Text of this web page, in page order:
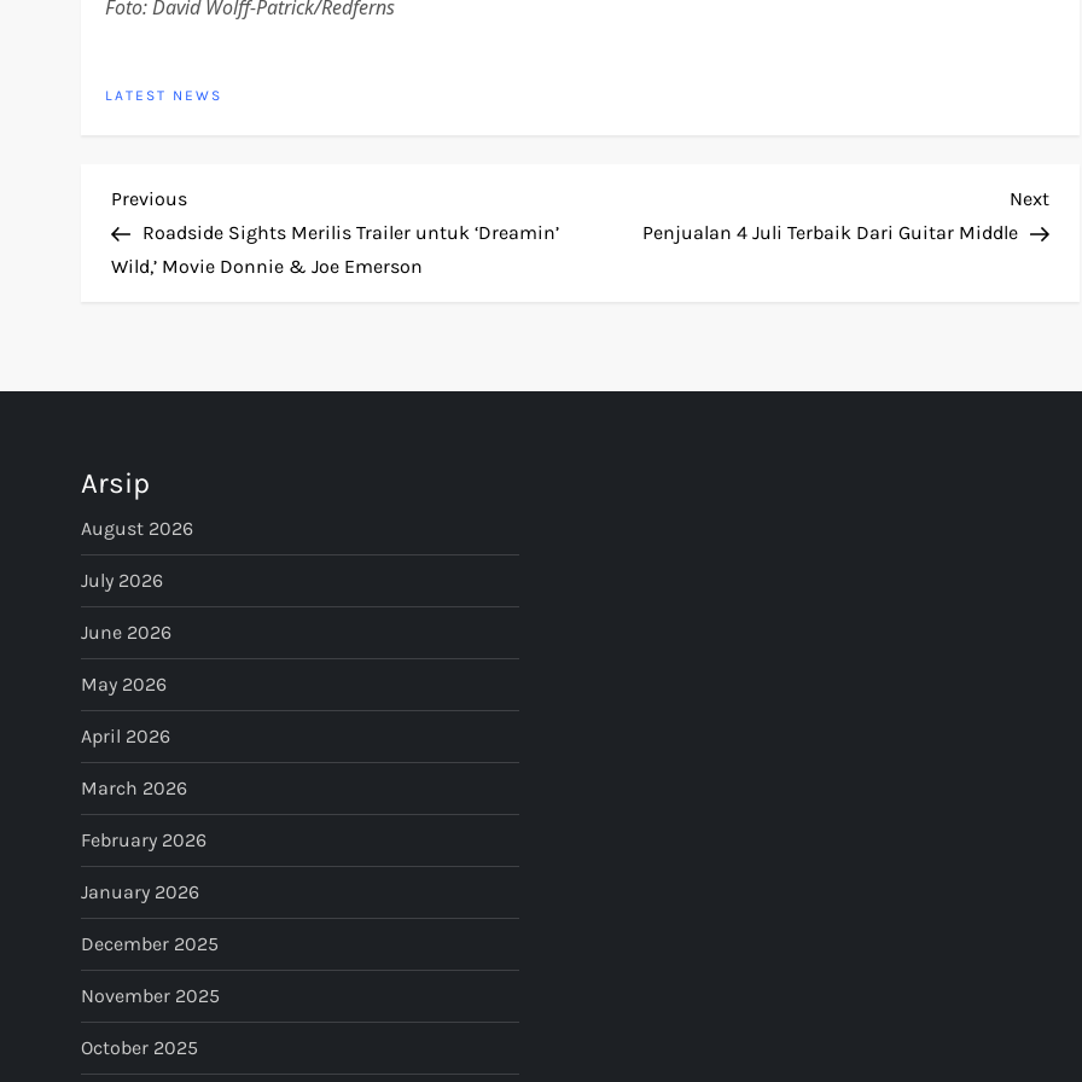
Foto: David Wolff-Patrick/Redferns
LATEST NEWS
P
o
t
a
v
i
g
a
t
i
o
n
Previous
Post
Previous
Roadside Sights Merilis Trailer untuk ‘Dreamin’
Wild,’ Movie Donnie & Joe Emerson
Next
Penjualan 4 Juli Terbaik Dari Guitar Middle
Arsip
August 2026
July 2026
June 2026
May 2026
April 2026
March 2026
February 2026
January 2026
December 2025
November 2025
October 2025